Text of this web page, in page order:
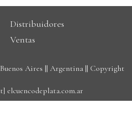
Distribuidores
Ventas
Aires || Argentina || Copyright
elcuencodeplata.com.ar